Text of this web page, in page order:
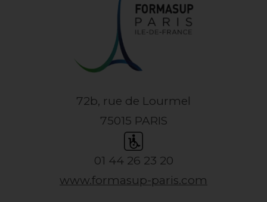
72b, rue de Lourmel
75015 PARIS
01 44 26 23 20
www.formasup-paris.com